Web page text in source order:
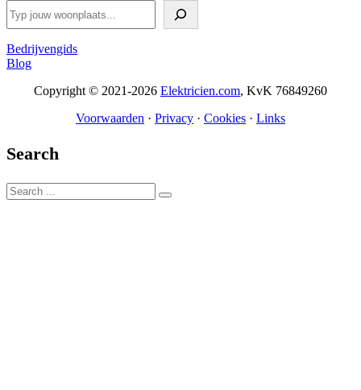
Bedrijvengids
Blog
Copyright © 2021-2026 Elektricien.com, KvK 76849260
Voorwaarden · Privacy · Cookies · Links
Search